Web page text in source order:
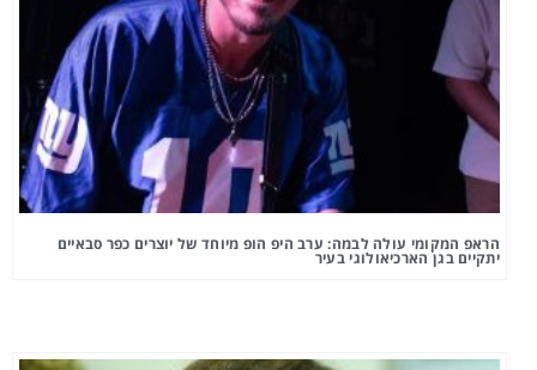
הראפ המקומי עולה לבמה: ערב היפ הופ מיוחד של יוצרים כפר סבאיים
יתקיים בגן הארכיאולוגי בעיר